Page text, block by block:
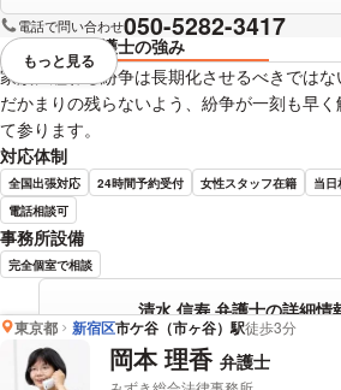
電話で問い合わせ050-5282-3417
弁護士の強み
家族に纏わる紛争は長期化させるべきでは
だかまりの残らないよう、紛争が一刻も早
て参ります。
対応体制
全国出張対応 24時間予約受付 女性スタッフ在籍 当日
電話相談可
事務所設備
完全個室で相談
清水 信寿 弁護士の詳細情
視覚的に省略されている要素を
もっと見る
東京都 新宿区市ケ谷（市ヶ谷）駅徒歩3分
岡本 理香 弁護士